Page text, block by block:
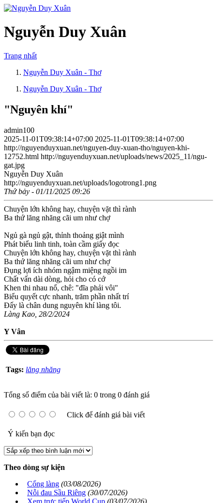
Nguyễn Duy Xuân
Trang nhất
Nguyễn Duy Xuân - Thơ
Nguyễn Duy Xuân - Thơ
"Nguyên khí"
admin100
2025-11-01T09:38:14+07:00 2025-11-01T09:38:14+07:00
http://nguyenduyxuan.net/nguyen-duy-xuan-tho/nguyen-khi-
12752.html http://nguyenduyxuan.net/uploads/news/2025_11/ngu-
gat.jpg
Nguyễn Duy Xuân
http://nguyenduyxuan.net/uploads/logotrong1.png
Thứ bảy - 01/11/2025 09:26
Chuyện lớn không hay, chuyện vặt thì rành
Ba thứ lăng nhăng cãi um như chợ
Ngủ gà ngủ gật, thỉnh thoảng giật mình
Phát biểu linh tinh, toàn cầm giấy đọc
Chuyện lớn không hay, chuyện vặt thì rành
Ba thứ lăng nhăng cãi um như chợ
Đụng lợi ích nhóm ngậm miệng ngồi im
Chất vấn dài dòng, hỏi cho có cớ
Khen thi nhau nổ, chê: "đĩa phải vôi"
Biểu quyết cực nhanh, trăm phần nhất trí
Đấy là chân dung nguyên khí làng tôi.
Làng Kao, 28/2/2024
Y Vân
Tags: lăng nhăng
Tổng số điểm của bài viết là: 0 trong 0 đánh giá
Click để đánh giá bài viết
Ý kiến bạn đọc
Theo dòng sự kiện
Cổng làng (03/08/2026)
Nỗi đau Sầu Riêng (30/07/2026)
Xem trực tiếp World Cup (03/07/2026)